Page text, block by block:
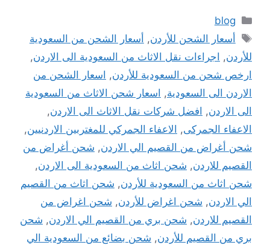
التصنيفات
blog
الوسوم
أسعار الشحن للأردن, أسعار الشحن من السعودية
للأردن, اجراءات نقل الاثاث من السعودية الى الاردن,
ارخص شحن من السعودية للأردن, اسعار الشحن من
الاردن الى السعودية, اسعار شحن الاثاث من السعودية
الى الاردن, افضل شركات نقل الاثاث الى الاردن,
الاعفاء الجمركى, الاعفاء الجمركي للمغتربين الاردنيين,
شحن أغراض من القصيم الي الاردن, شحن أغراض من
القصيم للاردن, شحن اثاث من السعودية الى الاردن,
شحن اثاث من السعودية للأردن, شحن اثاث من القصيم
الي الاردن, شحن اغراض للأردن, شحن اغراض من
القصيم للاردن, شحن بري من القصيم الي الاردن, شحن
بري من القصيم للأردن, شحن بضائع من السعودية الي